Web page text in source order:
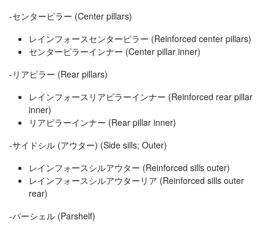
-センターピラー (Center pillars)
レインフォースセンターピラー (Reinforced center pillars)
センターピラーインナー (Center pillar inner)
-リアピラー (Rear pillars)
レインフォースリアピラーインナー (Reinforced rear pillar
inner)
リアピラーインナー (Rear pillar inner)
-サイドシル (アウター) (Side sills; Outer)
レインフォースシルアウター (Reinforced sills outer)
レインフォースシルアウターリア (Reinforced sills outer
rear)
-パーシェル (Parshelf)